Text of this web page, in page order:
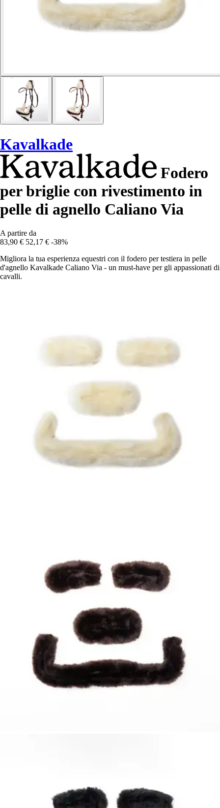
Kavalkade
Fodero
per briglie con rivestimento in
pelle di agnello Caliano Via
A partire da
83,90 € 52,17 € -38%
Migliora la tua esperienza equestri con il fodero per testiera in pelle
d'agnello Kavalkade Caliano Via - un must-have per gli appassionati di
cavalli.